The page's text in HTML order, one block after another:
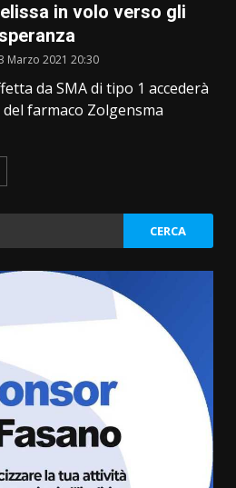
in volo verso gli
Marzo 2021 20:30
da SMA di tipo 1 accederà
farmaco Zolgensma
beni comuni e
attiva: online
per la gestione
della Villetta di